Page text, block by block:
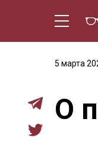
5 марта
О